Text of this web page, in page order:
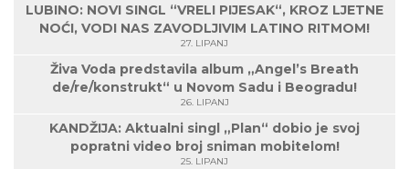
LUBINO: NOVI SINGL “VRELI PIJESAK“, KROZ LJETNE
NOĆI, VODI NAS ZAVODLJIVIM LATINO RITMOM!
27. LIPANJ
Živa Voda predstavila album „Angel’s Breath
de/re/konstrukt“ u Novom Sadu i Beogradu!
26. LIPANJ
KANDŽIJA: Aktualni singl „Plan“ dobio je svoj
popratni video broj sniman mobitelom!
25. LIPANJ